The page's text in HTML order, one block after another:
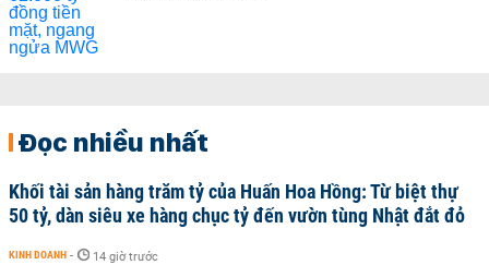
Đọc nhiều nhất
Khối tài sản hàng trăm tỷ của Huấn Hoa Hồng: Từ biệt thự
50 tỷ, dàn siêu xe hàng chục tỷ đến vườn tùng Nhật đắt đỏ
KINH DOANH - 14 giờ trước